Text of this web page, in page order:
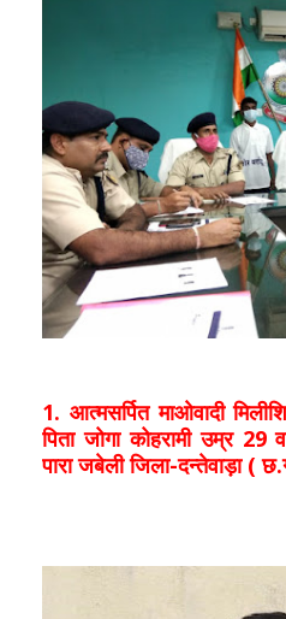
1. आत्मसर्पित माओवादी
पिता जोगा कोहरामी उम्र 29
पारा जबेली जिला-दन्तेवाड़ा (